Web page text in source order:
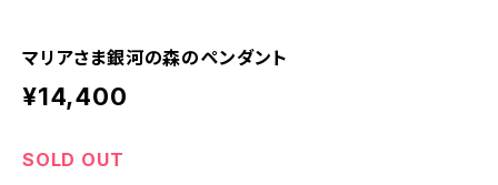
マリアさま銀河の森のペンダント
¥14,400
SOLD OUT